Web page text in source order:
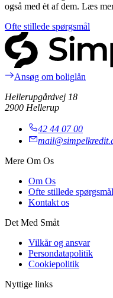
også med ėt af dem. Læs
Ofte stillede spørgsmål
Ansøg om boliglån
Hellerupgårdvej 18
2900 Hellerup
42 44 07 00
Mere Om Os
Om Os
Ofte stillede spørgsmål
Kontakt os
Det Med Småt
Vilkår og ansvar
Persondatapolitik
Cookiepolitik
Nyttige links